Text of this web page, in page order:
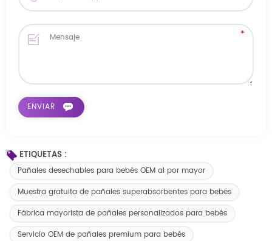
ETIQUETAS :
Pañales desechables para bebés OEM al por mayor
Muestra gratuita de pañales superabsorbentes para bebés
Fábrica mayorista de pañales personalizados para bebés
Servicio OEM de pañales premium para bebés